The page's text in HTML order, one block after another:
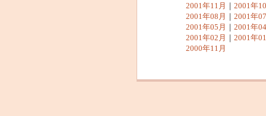
2001年11月 ｜ 2001年
2001年08月 ｜ 2001年
2001年05月 ｜ 2001年
2001年02月 ｜ 2001年
2000年11月